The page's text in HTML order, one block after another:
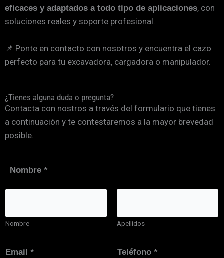
eficaces y adaptados a todo tipo de aplicaciones, con
soluciones reales y soporte profesional.
📌 Ponte en contacto con nosotros y encuentra el cazo
perfecto para tu excavadora, cargadora o manipulador.
¿Tienes alguna duda o pregunta?
Contacta con nostros a través del formulario que tienes
a continuación y te contestaremos a la mayor brevedad
posible.
Nombre *
Nombre Apellidos
Email * Teléfono *